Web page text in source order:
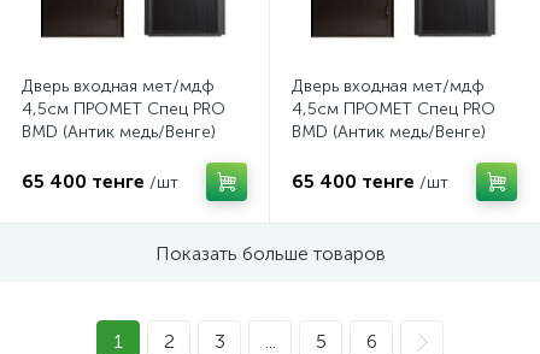
Дверь входная мет/мдф
4,5см ПРОМЕТ Спец PRO
BMD (Антик медь/Венге)
65 400 тенге /шт
Дверь входная мет/мдф
4,5см ПРОМЕТ Спец PRO
BMD (Антик медь/Венге)
65 400 тенге /шт
Показать больше товаров
1 2 3 ... 5 6